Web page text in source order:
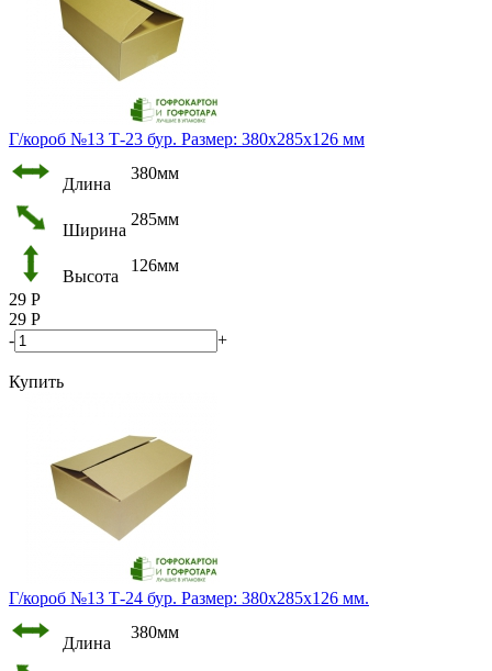
Г/короб №13 Т-23 бур. Размер: 380х285х126 мм
Длина
380мм
Ширина
285мм
Высота
126мм
29 Р
29 Р
-
+
Купить
Г/короб №13 Т-24 бур. Размер: 380х285х126 мм.
Длина
380мм